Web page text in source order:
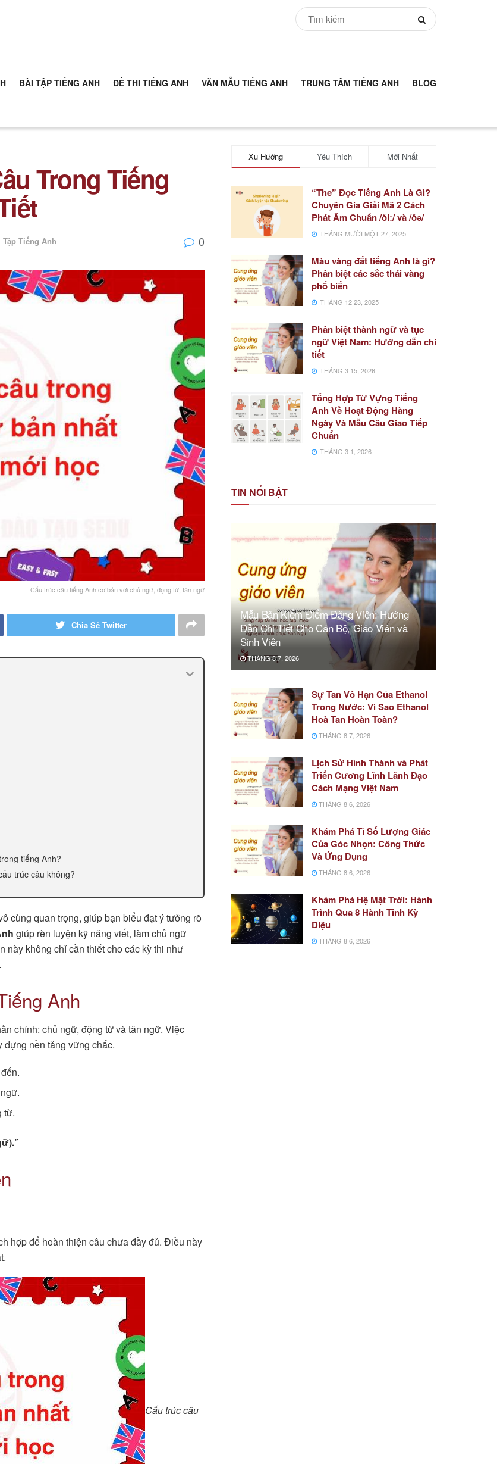
BÀI TẬP TIẾNG ANH ĐỀ THI TIẾNG ANH VĂN MẪU TIẾNG ANH TRUNG TÂM TIẾNG ANH BLOG
Trong Tiếng
Tập Tiếng Anh 0
Cấu trúc câu tiếng Anh cơ bản với chủ ngữ, động từ, tân ngữ
Chia Sẻ Twitter
tiếng Anh?
trúc câu không?
cùng quan trọng, giúp bạn biểu đạt ý tưởng rõ
giúp rèn luyện kỹ năng viết, làm chủ ngữ
này không chỉ cần thiết cho các kỳ thi như
Anh
chính: chủ ngữ, động từ và tân ngữ. Việc
dựng nền tảng vững chắc.
từ.
hợp để hoàn thiện câu chưa đầy đủ. Điều này
Cấu trúc câu
Xu Hướng Yêu Thích Mới Nhất
“The” Đọc Tiếng Anh Là Gì?
Chuyên Gia Giải Mã 2 Cách
Phát Âm Chuẩn /ðiː/ và /ðə/
THÁNG MƯỜI MỘT 27, 2025
Màu vàng đất tiếng Anh là gì?
Phân biệt các sắc thái vàng
phổ biến
THÁNG 12 23, 2025
Phân biệt thành ngữ và tục
ngữ Việt Nam: Hướng dẫn chi
tiết
THÁNG 3 15, 2026
Tổng Hợp Từ Vựng Tiếng
Anh Về Hoạt Động Hàng
Ngày Và Mẫu Câu Giao Tiếp
Chuẩn
THÁNG 3 1, 2026
TIN NỔI BẬT
Mẫu Bản Kiểm Điểm Đảng Viên: Hướng
Dẫn Chi Tiết Cho Cán Bộ, Giáo Viên và
Sinh Viên
THÁNG 8 7, 2026
Sự Tan Vô Hạn Của Ethanol
Trong Nước: Vì Sao Ethanol
Hoà Tan Hoàn Toàn?
THÁNG 8 7, 2026
Lịch Sử Hình Thành và Phát
Triển Cương Lĩnh Lãnh Đạo
Cách Mạng Việt Nam
THÁNG 8 6, 2026
Khám Phá Tỉ Số Lượng Giác
Của Góc Nhọn: Công Thức
Và Ứng Dụng
THÁNG 8 6, 2026
Khám Phá Hệ Mặt Trời: Hành
Trình Qua 8 Hành Tinh Kỳ
Diệu
THÁNG 8 6, 2026